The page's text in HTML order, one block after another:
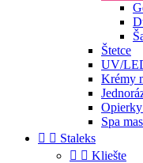
Štetce
UV/
Krémy
Spa
  Staleks
  Kliešte